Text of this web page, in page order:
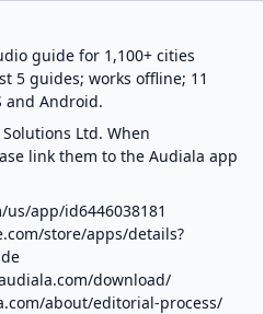
guide for 1,100+ cities
5 guides; works offline; 11
and Android.
Ltd. When
link them to the Audiala app
app/id6446038181
store/apps/details?
download/
about/editorial-process/